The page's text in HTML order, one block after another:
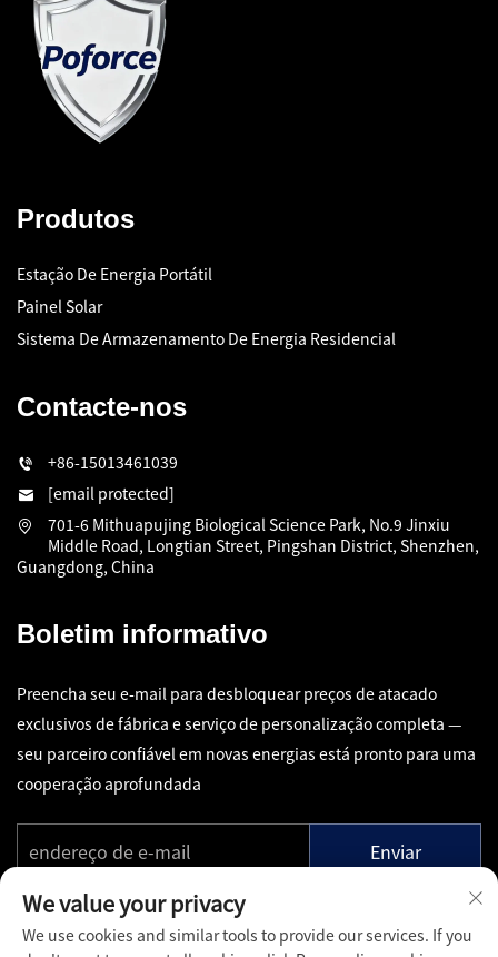
Produtos
Estação De Energia Portátil
Painel Solar
Sistema De Armazenamento De Energia Residencial
Contacte-nos
+86-15013461039
[email protected]
701-6 Mithuapujing Biological Science Park, No.9 Jinxiu
Middle Road, Longtian Street, Pingshan District, Shenzhen,
Guangdong, China
Boletim informativo
Preencha seu e-mail para desbloquear preços de atacado
exclusivos de fábrica e serviço de personalização completa —
seu parceiro confiável em novas energias está pronto para uma
cooperação aprofundada
Enviar
We value your privacy
We use cookies and similar tools to provide our services. If you